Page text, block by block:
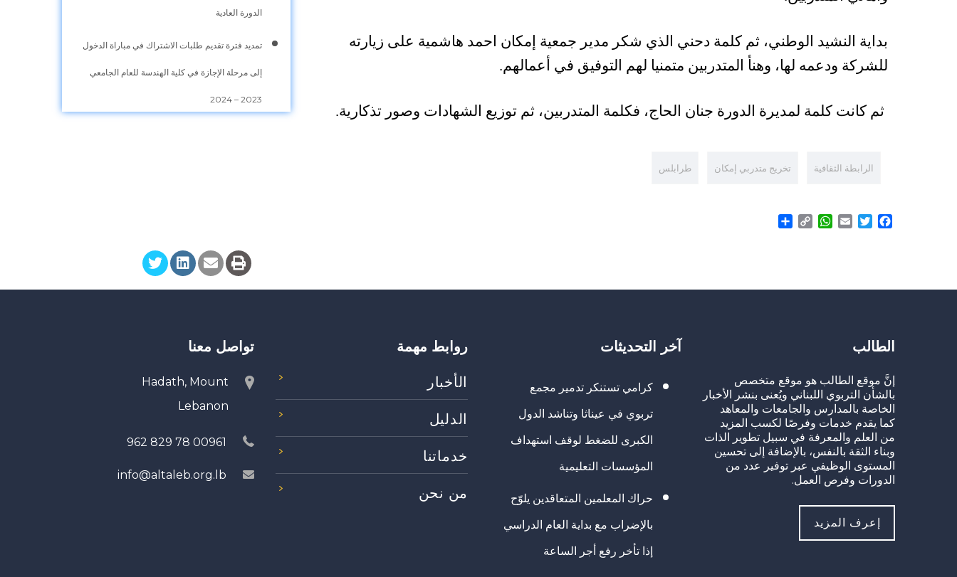
بداية النشيد الوطني، ثم كلمة دحني الذي شكر مدير جمعية إمكان احمد هاشمية على زيارته
للشركة ودعمه لها، وهنأ المتدربين متمنيا لهم التوفيق في أعمالهم.
ثم كانت كلمة لمديرة الدورة جنان الحاج، فكلمة المتدربين، ثم توزيع الشهادات وصور تذكارية.
الرابطة الثقافية تخريج متدربي إمكان طرابلس
الدورة العادية
تمديد فترة تقديم طلبات الاشتراك في مباراة الدخول
إلى مرحلة الإجازة في كلية الهندسة للعام الجامعي
2023 – 2024
Facebook
Twitter
Email
WhatsApp
Copy
الطالب
إنَّ موقع الطالب هو موقع متخصص
بالشأن التربوي اللبناني ويُعنى بنشر الأخبار
الخاصة بالمدارس والجامعات والمعاهد
كما يقدم خدمات وفرصًا لكسب المزيد
من العلم والمعرفة في سبيل تطوير الذات
وبناء الثقة بالنفس، بالإضافة إلى تحسين
المستوى الوظيفي عبر توفير عدد من
الدورات وفرص العمل.
إعرف المزيد
آخر التحديثات
كرامي تستنكر تدمير مجمع
تربوي في عيناثا وتناشد الدول
الكبرى للضغط لوقف استهداف
المؤسسات التعليمية
حراك المعلمين المتعاقدين يلوّح
بالإضراب مع بداية العام الدراسي
إذا تأخر رفع أجر الساعة
روابط مهمة
الأخبار
الدليل
خدماتنا
من نحن
تواصل معنا
Hadath, Mount
Lebanon
00961 78 829 962
info@altaleb.org.lb